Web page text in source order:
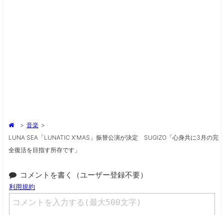
> 音楽 >
LUNA SEA「LUNATIC X'MAS」振替公演が決定 SUGIZO「心身共に3月の完
全復活を目指す所存です」
コメントを書く（ユーザー登録不要）